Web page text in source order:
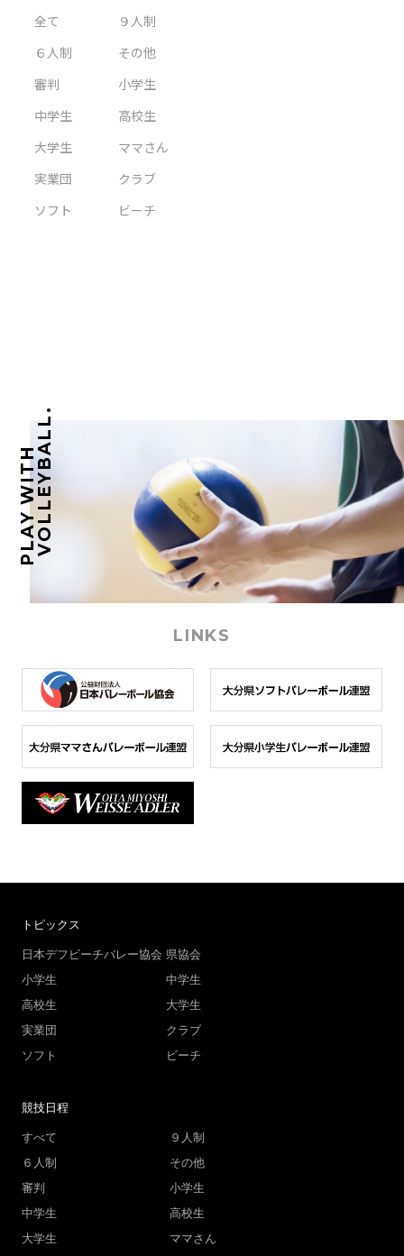
全て
９人制
６人制
その他
審判
小学生
中学生
高校生
大学生
ママさん
実業団
クラブ
ソフト
ビーチ
PLAY WITHVOLLEYBALL.
LINKS
トピックス
日本デフビーチバレー協会 県協会
小学生
中学生
高校生
大学生
実業団
クラブ
ソフト
ビーチ
競技日程
すべて
９人制
６人制
その他
審判
小学生
中学生
高校生
大学生
ママさん